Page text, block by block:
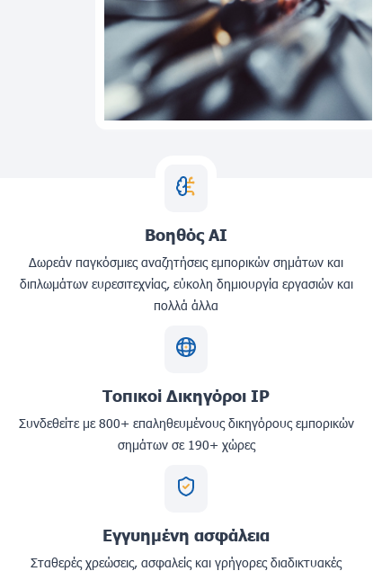
Βοηθός AI
Δωρεάν παγκόσμιες αναζητήσεις εμπορικών σημάτων και
διπλωμάτων ευρεσιτεχνίας, εύκολη δημιουργία εργασιών και
πολλά άλλα
Τοπικοί Δικηγόροι IP
Συνδεθείτε με 800+ επαληθευμένους δικηγόρους εμπορικών
σημάτων σε 190+ χώρες
Εγγυημένη ασφάλεια
Σταθερές χρεώσεις, ασφαλείς και γρήγορες διαδικτυακές